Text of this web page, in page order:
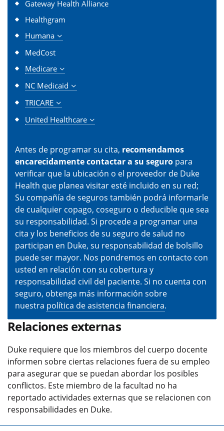
Gateway Health Alliance
Healthgram
Humana
MedCost
Medicare
NC Medicaid
TRICARE
United Healthcare
Antes de programar su cita, recomendamos
encarecidamente contactar a su seguro para
verificar que la ubicación o el proveedor de Duke
Health que planea visitar esté incluido en su red;
Su compañía de seguros también podrá informarle
de cualquier copago, coseguro o deducible que sea
su responsabilidad. Si procede a programar una
cita y los beneficios de su seguro de salud no
participan en Duke, su responsabilidad de bolsillo
puede ser mayor. Nos pondremos en contacto con
usted en relación con su cobertura y
responsabilidad civil del paciente. Si no cuenta con
seguro, obtenga más información sobre
nuestra política de asistencia financiera.
Relaciones externas
Duke requiere que los miembros del cuerpo docente
informen sobre ciertas relaciones fuera de su empleo
para asegurar que se puedan abordar los posibles
conflictos. Este miembro de la facultad no ha
reportado actividades externas que se relacionen con
responsabilidades en Duke.